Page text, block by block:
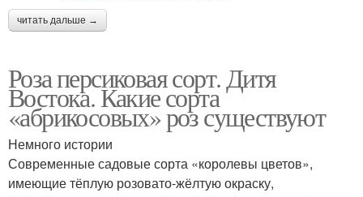
читать дальше →
Роза персиковая сорт. Дитя
Востока. Какие сорта
«абрикосовых» роз существуют
Немного истории
Современные садовые сорта «королевы цветов»,
имеющие тёплую розовато-жёлтую окраску,